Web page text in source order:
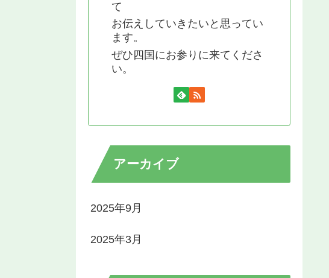
て
お伝えしていきたいと思ってい
ます。
ぜひ四国にお参りに来てくださ
い。
アーカイブ
2025年9月
2025年3月